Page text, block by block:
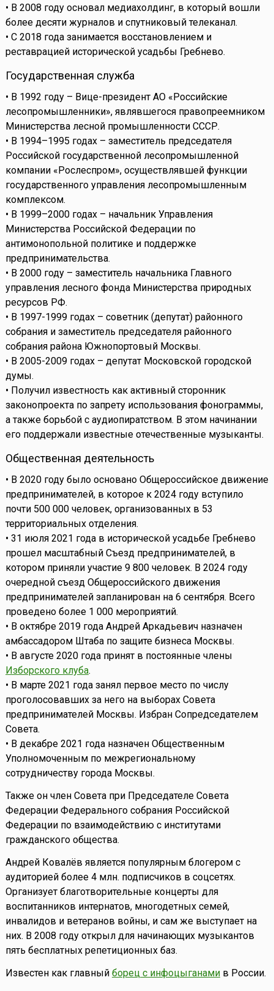
• В 2008 году основал медиахолдинг, в который вошли
более десяти журналов и спутниковый телеканал.
• С 2018 года занимается восстановлением и
реставрацией исторической усадьбы Гребнево.
Государственная служба
• В 1992 году – Вице-президент АО «Российские
лесопромышленники», являвшегося правопреемником
Министерства лесной промышленности СССР.
• В 1994–1995 годах – заместитель председателя
Российской государственной лесопромышленной
компании «Рослеспром», осуществлявшей функции
государственного управления лесопромышленным
комплексом.
• В 1999–2000 годах – начальник Управления
Министерства Российской Федерации по
антимонопольной политике и поддержке
предпринимательства.
• В 2000 году – заместитель начальника Главного
управления лесного фонда Министерства природных
ресурсов РФ.
• В 1997-1999 годах – советник (депутат) районного
собрания и заместитель председателя районного
собрания района Южнопортовый Москвы.
• В 2005-2009 годах – депутат Московской городской
думы.
• Получил известность как активный сторонник
законопроекта по запрету использования фонограммы,
а также борьбой с аудиопиратством. В этом начинании
его поддержали известные отечественные музыканты.
Общественная деятельность
• В 2020 году было основано Общероссийское движение
предпринимателей, в которое к 2024 году вступило
почти 500 000 человек, организованных в 53
территориальных отделения.
• 31 июля 2021 года в исторической усадьбе Гребнево
прошел масштабный Съезд предпринимателей, в
котором приняли участие 9 800 человек. В 2024 году
очередной съезд Общероссийского движения
предпринимателей запланирован на 6 сентября. Всего
проведено более 1 000 мероприятий.
• В октябре 2019 года Андрей Аркадьевич назначен
амбассадором Штаба по защите бизнеса Москвы.
• В августе 2020 года принят в постоянные члены
Изборского клуба.
• В марте 2021 года занял первое место по числу
проголосовавших за него на выборах Совета
предпринимателей Москвы. Избран Сопредседателем
Совета.
• В декабре 2021 года назначен Общественным
Уполномоченным по межрегиональному
сотрудничеству города Москвы.
Также он член Совета при Председателе Совета
Федерации Федерального собрания Российской
Федерации по взаимодействию с институтами
гражданского общества.
Андрей Ковалёв является популярным блогером с
аудиторией более 4 млн. подписчиков в соцсетях.
Организует благотворительные концерты для
воспитанников интернатов, многодетных семей,
инвалидов и ветеранов войны, и сам же выступает на
них. В 2008 году открыл для начинающих музыкантов
пять бесплатных репетиционных баз.
Известен как главный борец с инфоцыганамив России.